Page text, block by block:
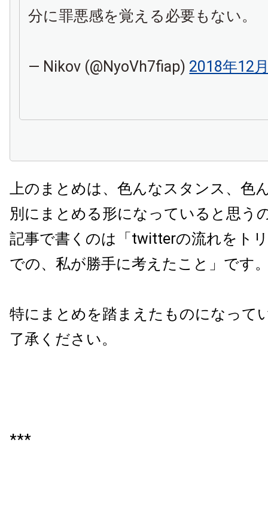
分に罪悪感を覚える必要もない。
— Nikov (@NyoVh7fiap) 2018年12
上のまとめは、色んなスタンス、色
別にまとめる形になっていると思う
記事で書くのは「twitterの流れをト
での、私が勝手に考えたこと」です
特にまとめを踏まえたものになって
了承ください。
***